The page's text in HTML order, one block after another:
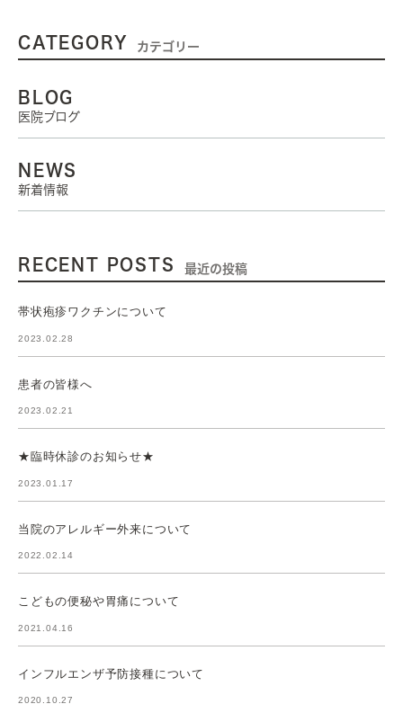
CATEGORY カテゴリー
BLOG
医院ブログ
NEWS
新着情報
RECENT POSTS 最近の投稿
帯状疱疹ワクチンについて
2023.02.28
患者の皆様へ
2023.02.21
★臨時休診のお知らせ★
2023.01.17
当院のアレルギー外来について
2022.02.14
こどもの便秘や胃痛について
2021.04.16
インフルエンザ予防接種について
2020.10.27